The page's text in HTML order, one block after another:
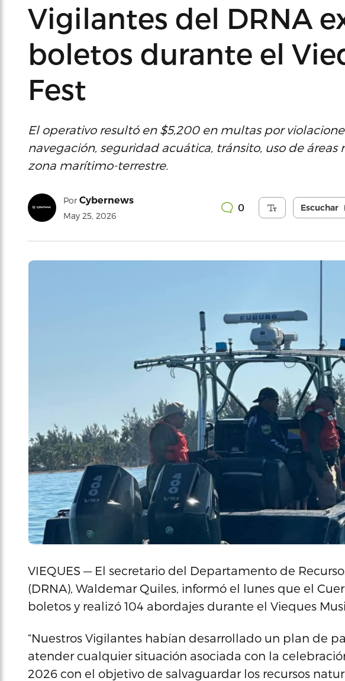
Vigilantes del DRNA
boletos durante el
Fest
El operativo resultó en $5,200 en multas por
navegación, seguridad acuática, tránsito, uso de
zona marítimo-terrestre.
Por Cybernews
May 25, 2026
0 Escuchar
VIEQUES — El secretario del Departamento de
(DRNA), Waldemar Quiles, informó el lunes que el
boletos y realizó 104 abordajes durante el Vieques
“Nuestros Vigilantes habían desarrollado un plan de
atender cualquier situación asociada con la
2026 con el objetivo de salvaguardar los recursos